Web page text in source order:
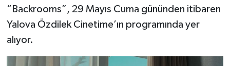
“Backrooms”, 29 Mayıs Cuma gününden itibaren
Yalova Özdilek Cinetime’ın programında yer
alıyor.